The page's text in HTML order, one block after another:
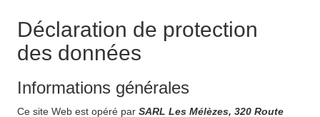
Déclaration de protection
des données
Informations générales
Ce site Web est opéré par SARL Les Mélèzes, 320 Route